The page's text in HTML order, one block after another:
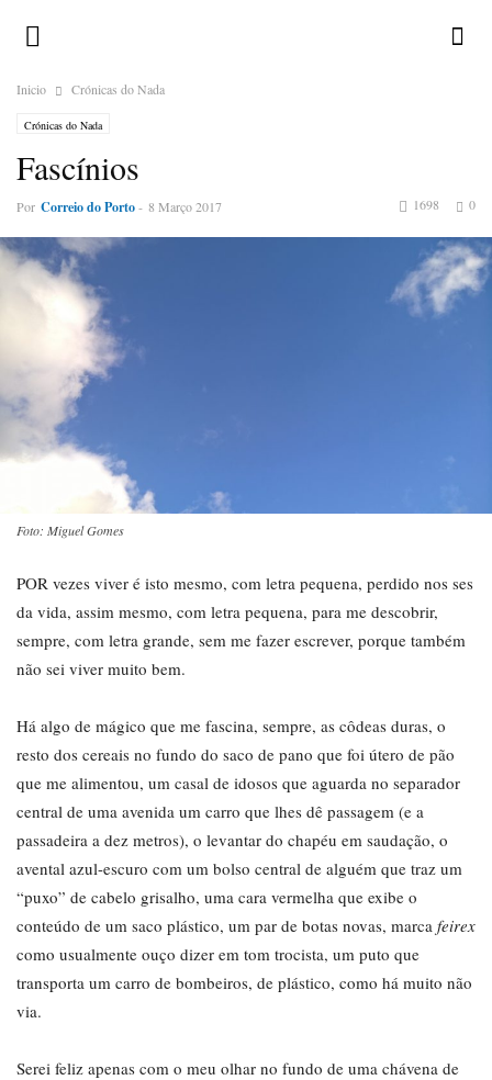
Inicio Crónicas do Nada
Crónicas do Nada
Fascínios
Por Correio do Porto- 8 Março 2017 0
1698
Foto: Miguel Gomes
POR vezes viver é isto mesmo, com letra pequena, perdido nos ses
da vida, assim mesmo, com letra pequena, para me descobrir,
sempre, com letra grande, sem me fazer escrever, porque também
não sei viver muito bem.
Há algo de mágico que me fascina, sempre, as côdeas duras, o
resto dos cereais no fundo do saco de pano que foi útero de pão
que me alimentou, um casal de idosos que aguarda no separador
central de uma avenida um carro que lhes dê passagem (e a
passadeira a dez metros), o levantar do chapéu em saudação, o
avental azul-escuro com um bolso central de alguém que traz um
“puxo” de cabelo grisalho, uma cara vermelha que exibe o
conteúdo de um saco plástico, um par de botas novas, marca feirex
como usualmente ouço dizer em tom trocista, um puto que
transporta um carro de bombeiros, de plástico, como há muito não
via.
Serei feliz apenas com o meu olhar no fundo de uma chávena de